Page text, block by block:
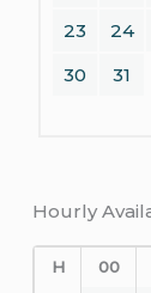
23
24
30
31
Hourly
H 00